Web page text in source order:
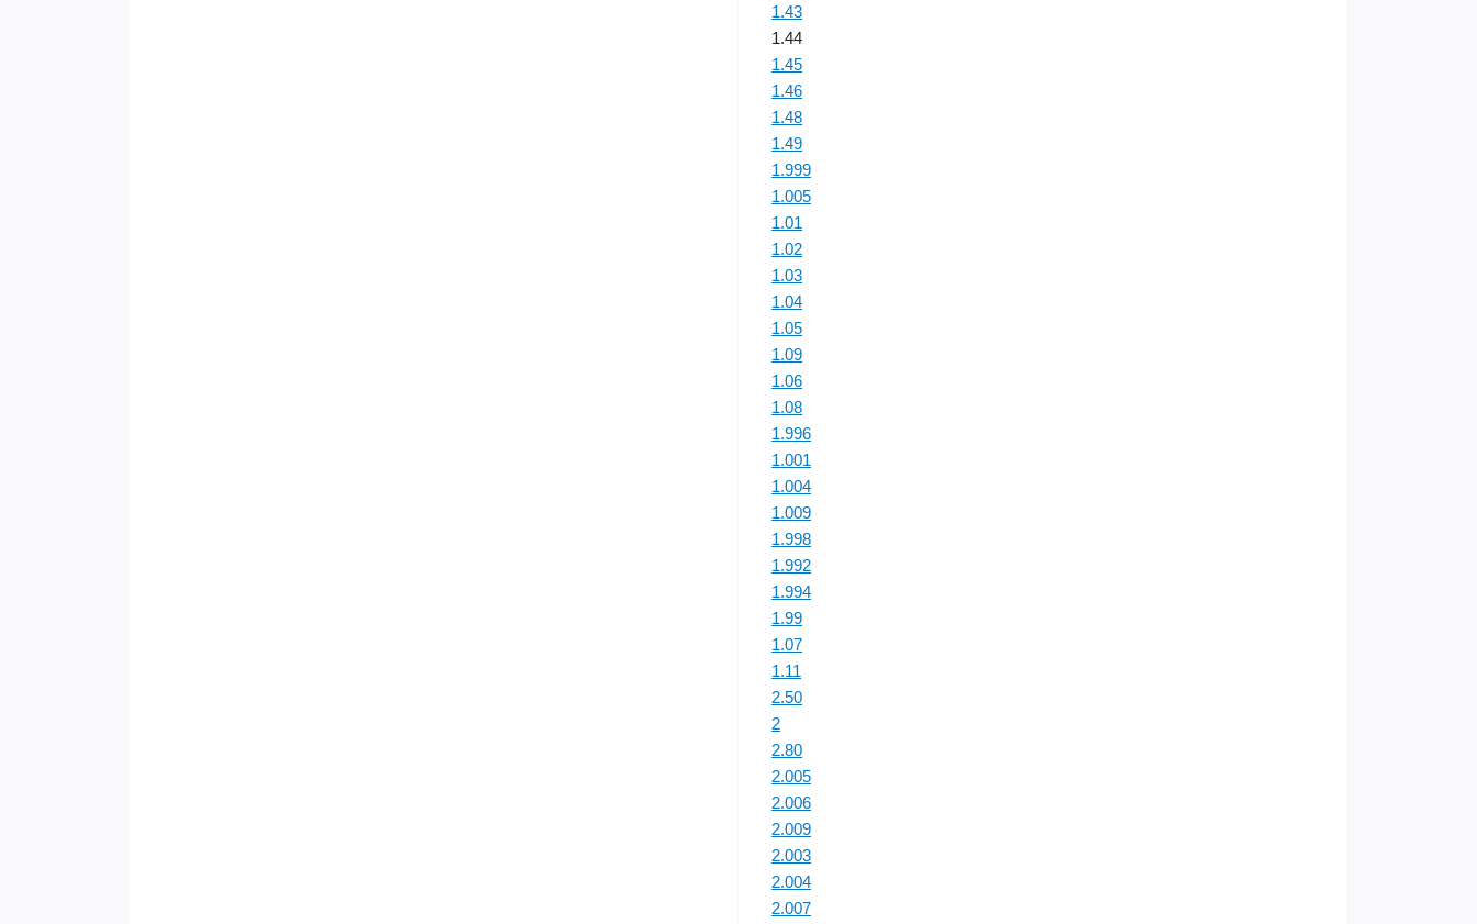
1.43
1.44
1.45
1.46
1.48
1.49
1.999
1.005
1.01
1.02
1.03
1.04
1.05
1.09
1.06
1.08
1.996
1.001
1.004
1.009
1.998
1.992
1.994
1.99
1.07
1.11
2.50
2
2.80
2.005
2.006
2.009
2.003
2.004
2.007